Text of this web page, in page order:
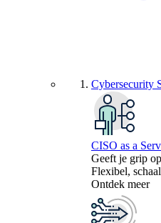
Cybersecurity
CISO as a
Geeft je grip
Flexibel,
Ontdek meer